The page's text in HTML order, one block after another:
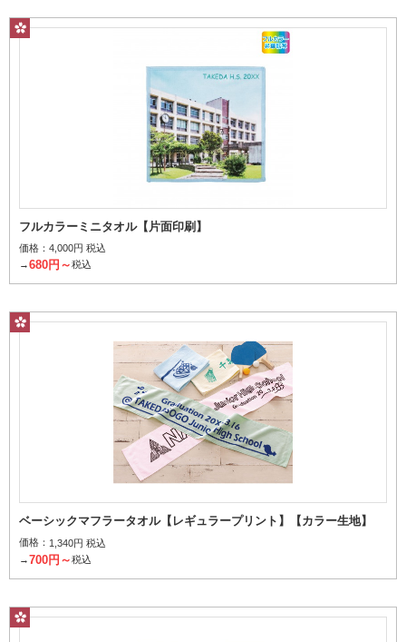
フルカラーミニタオル【片面印刷】
価格： 4,000円 税込
→680円～税込
ベーシックマフラータオル【レギュラープリント】【カラー生地】
価格： 1,340円 税込
→700円～税込